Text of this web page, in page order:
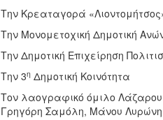
Την Κρεαταγορά
Την Μονομετοχική Δημοτική
Την Δημοτική Επιχείρηση
Την 3η Δημοτική Κοινότητα
Τον λαογραφικό όμιλο
Γρηγόρη Σαμόλη, Μάνου